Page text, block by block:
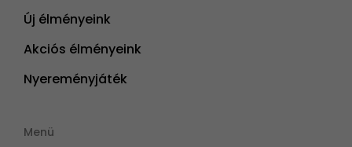
Új élményeink
Akciós élményeink
Nyereményjáték
Menü